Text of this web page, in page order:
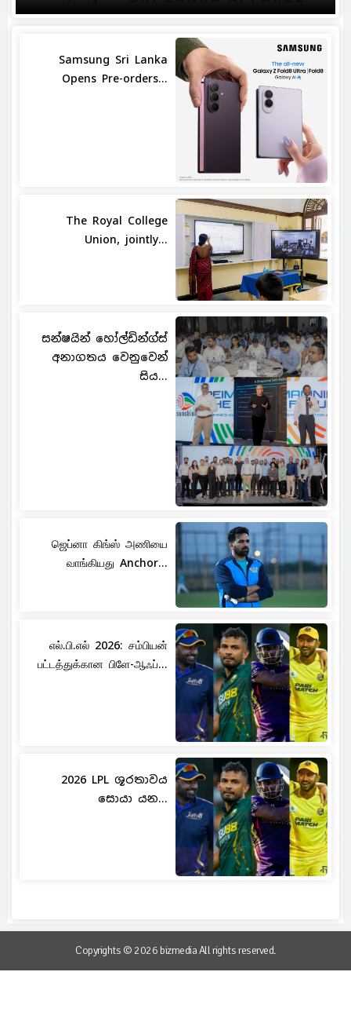
Samsung Sri Lanka
Opens Pre-orders...
The Royal College
Union, jointly...
සන්ෂයින් හෝල්ඩින්ග්ස්
අනාගතය වෙනුවෙන්
සිය...
ஜெப்னா கிங்ஸ் அணியை
வாங்கியது Anchor...
எல்.பி.எல் 2026: சம்பியன்
பட்டத்துக்கான பிளே-ஆஃப்...
2026 LPL ශූරතාවය
සොයා යන...
Copyrights © 2026 bizmedia All rights reserved.